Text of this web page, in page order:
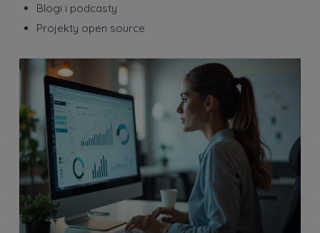
Blogi i podcasty
Projekty open source